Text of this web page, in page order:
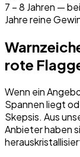
7 – 8 Jahren —
Jahre reine
rote
Wenn ein
Spannen liegt
Skepsis. Aus
Anbieter haben